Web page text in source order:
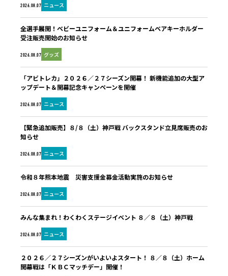
2026.08.07 ニュース
2026.08.07 グッズ
全選手展開！ベビーユニフォーム＆ユニフォームベアキーホルダー
受注販売開始のお知らせ
2026.08.07 ニュース
「アビトレカ」２０２６／２７シーズン開幕！ 新機能追加の大型ア
ップデート＆開幕記念キャンペーンを開催
2026.08.07 ニュース
【緊急追加販売】８/８（土）神戸戦 バックスタンド立見席販売のお
知らせ
2026.08.07 ニュース
令和８年熊本地震 災害支援金募金活動実施のお知らせ
2026.08.07 ニュース
みんな集まれ！わくわくステージイベント ８／８（土）神戸戦
２０２６／２７シーズンがいよいよスタート！ ８／８（土）ホーム
開幕戦は「ＫＢＣマッチデー」開催！